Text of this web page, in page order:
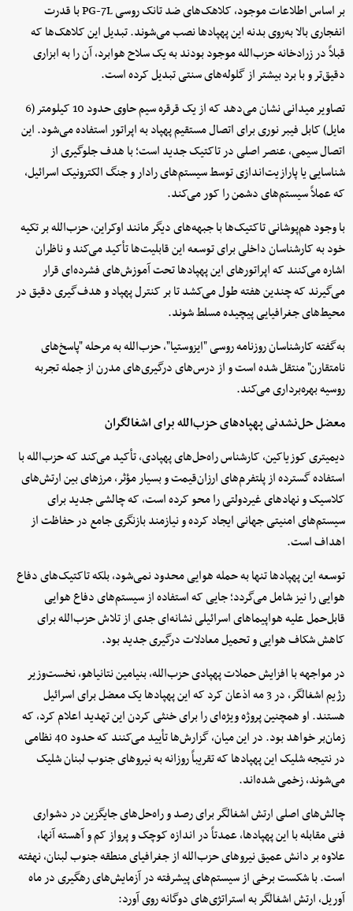
بر اساس اطلاعات موجود، کلاهک‌های ضد تانک روسی PG-7L با قدرت
انفجاری بالا به‌روی بدنه این پهپادها نصب می‌شوند. تبدیل این کلاهک‌ها که
قبلاً در زرادخانه حزب‌الله موجود بودند به یک سلاح هوابرد، آن را به ابزاری
دقیق‌تر و با برد بیشتر از گلوله‌های سنتی تبدیل کرده است.
تصاویر میدانی نشان می‌دهد که از یک قرقره سیم حاوی حدود 10 کیلومتر (6
مایل) کابل فیبر نوری برای اتصال مستقیم پهپاد به اپراتور استفاده می‌شود. این
اتصال سیمی، عنصر اصلی در تاکتیک جدید است؛ با هدف جلوگیری از
شناسایی یا پارازیت‌اندازی توسط سیستم‌های رادار و جنگ الکترونیک اسرائیل،
که عملاً سیستم‌های دشمن را کور می‌کند.
با وجود هم‌پوشانی تاکتیک‌ها با جبهه‌های دیگر مانند اوکراین، حزب‌الله بر تکیه
خود به کارشناسان داخلی برای توسعه این قابلیت‌ها تأکید می‌کند و ناظران
اشاره می‌کنند که اپراتورهای این پهپادها تحت آموزش‌های فشرده‌ای قرار
می‌گیرند که چندین هفته طول می‌کشد تا بر کنترل پهپاد و هدف‌گیری دقیق در
محیط‌های جغرافیایی پیچیده مسلط شوند.
به‌گفته کارشناسان روزنامه روسی "ایزوستیا"، حزب‌الله به مرحله "پاسخ‌های
نامتقارن" منتقل شده است و از درس‌های درگیری‌های مدرن از جمله تجربه
روسیه بهره‌برداری می‌کند.
معضل حل‌نشدنی پهپادهای حزب‌الله برای اشغالگران
دیمیتری کوزیاکین، کارشناس راه‌حل‌های پهپادی، تأکید می‌کند که حزب‌الله با
استفاده گسترده از پلتفرم‌های ارزان‌قیمت و بسیار مؤثر، مرزهای بین ارتش‌های
کلاسیک و نهادهای غیردولتی را محو کرده است، که چالشی جدید برای
سیستم‌های امنیتی جهانی ایجاد کرده و نیازمند بازنگری جامع در حفاظت از
اهداف است.
توسعه این پهپادها تنها به حمله هوایی محدود نمی‌شود، بلکه تاکتیک‌های دفاع
هوایی را نیز شامل می‌گردد؛ جایی که استفاده از سیستم‌های دفاع هوایی
قابل‌حمل علیه هواپیماهای اسرائیلی نشانه‌ای جدی از تلاش حزب‌الله برای
کاهش شکاف هوایی و تحمیل معادلات درگیری جدید بود.
در مواجهه با افزایش حملات پهپادی حزب‌الله، بنیامین نتانیاهو، نخست‌وزیر
رژیم اشغالگر، در 3 مه اذعان کرد که این پهپادها یک معضل برای اسرائیل
هستند. او همچنین پروژه ویژه‌ای را برای خنثی کردن این تهدید اعلام کرد، که
زمان‌بر خواهد بود. در این میان، گزارش‌ها تأیید می‌کنند که حدود 40 نظامی
در نتیجه شلیک این پهپادها که تقریباً روزانه به نیروهای جنوب لبنان شلیک
می‌شوند، زخمی شده‌اند.
چالش‌های اصلی ارتش اشغالگر برای رصد و راه‌حل‌های جایگزین در دشواری
فنی مقابله با این پهپادها، عمدتاً در اندازه کوچک و پرواز کم و آهسته آنها،
علاوه بر دانش عمیق نیروهای حزب‌الله از جغرافیای منطقه جنوب لبنان، نهفته
است. با شکست برخی از سیستم‌های پیشرفته در آزمایش‌های رهگیری در ماه
آوریل، ارتش اشغالگر به استراتژی‌های دوگانه روی آورد: